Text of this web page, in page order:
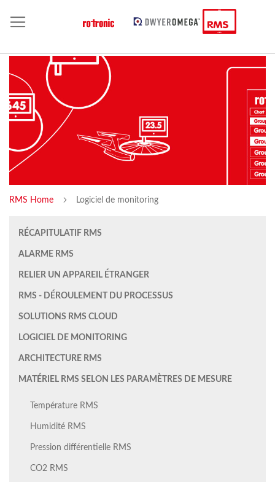
RMS Home Logiciel de monitoring
RÉCAPITULATIF RMS
ALARME RMS
RELIER UN APPAREIL ÉTRANGER
RMS - DÉROULEMENT DU PROCESSUS
SOLUTIONS RMS CLOUD
LOGICIEL DE MONITORING
ARCHITECTURE RMS
MATÉRIEL RMS SELON LES PARAMÈTRES DE MESURE
Température RMS
Humidité RMS
Pression différentielle RMS
CO2 RMS